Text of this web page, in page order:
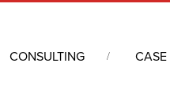
CONSULTING CASE